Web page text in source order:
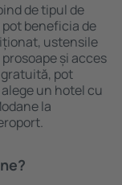
de tipul de
beneficia de
ustensile
și acces
pot
un hotel cu
la